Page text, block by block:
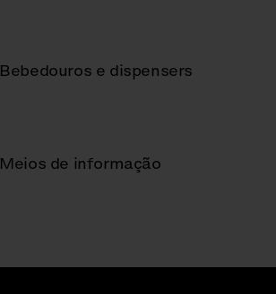
Bebedouros e dispensers
Meios de informação